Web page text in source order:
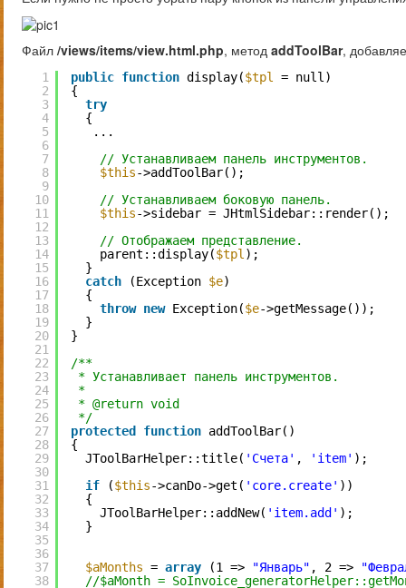
Файл /views/items/view.html.php, метод addToolBar,
1
2
3
4
5
6
7
8
9
10
11
12
13
14
15
16
17
18
19
20
21
22
23
24
25
26
27
28
29
30
31
32
33
34
35
36
37
38
public function display($tpl = null)
{
try
{
...
// Устанавливаем панель инструментов.
$this->addToolBar();
// Устанавливаем боковую панель.
$this->sidebar = JHtmlSidebar::render();
// Отображаем представление.
parent::display($tpl);
}
catch
(Exception $e)
{
throw new Exception($e->getMessage());
}
}
/**
* Устанавливает панель инструментов.
*
* @return void
*/
protected
function addToolBar()
{
JToolBarHelper::title( 'Счета' , 'item' );
if
($this->canDo->get( 'core.create' ))
{
JToolBarHelper::addNew( 'item.add' );
}
$aMonths = array (1 => "Январь" , 2 =>
//$aMonth =